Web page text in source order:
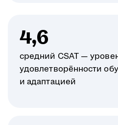
4,6
средний CSAT —
удовлетворённости
и адаптацией